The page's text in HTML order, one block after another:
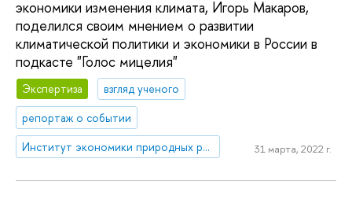
экономики изменения климата, Игорь Макаров,
поделился своим мнением о развитии
климатической политики и экономики в России в
подкасте "Голос мицелия"
Экспертиза
взгляд ученого
репортаж о событии
Институт экономики природных ресурсов и изменения климата
31 марта, 2022 г.